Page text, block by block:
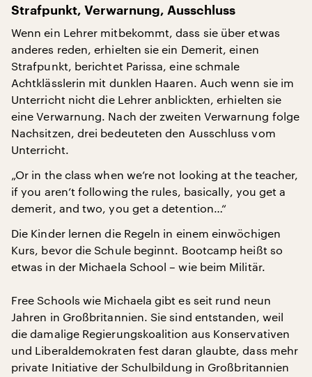
Strafpunkt, Verwarnung, Ausschluss
Wenn ein Lehrer mitbekommt, dass sie über etwas
anderes reden, erhielten sie ein Demerit, einen
Strafpunkt, berichtet Parissa, eine schmale
Achtklässlerin mit dunklen Haaren. Auch wenn sie im
Unterricht nicht die Lehrer anblickten, erhielten sie
eine Verwarnung. Nach der zweiten Verwarnung folge
Nachsitzen, drei bedeuteten den Ausschluss vom
Unterricht.
„Or in the class when we’re not looking at the teacher,
if you aren’t following the rules, basically, you get a
demerit, and two, you get a detention…“
Die Kinder lernen die Regeln in einem einwöchigen
Kurs, bevor die Schule beginnt. Bootcamp heißt so
etwas in der Michaela School – wie beim Militär.
Free Schools wie Michaela gibt es seit rund neun
Jahren in Großbritannien. Sie sind entstanden, weil
die damalige Regierungskoalition aus Konservativen
und Liberaldemokraten fest daran glaubte, dass mehr
private Initiative der Schulbildung in Großbritannien